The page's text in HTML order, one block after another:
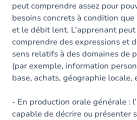
peut comprendre assez pour
besoins concrets à condition
et le débit lent. L’apprenant
comprendre des expressions et
sens relatifs à des domaines de
(par exemple, information
base, achats, géographie locale,
- En production orale générale :
capable de décrire ou présenter